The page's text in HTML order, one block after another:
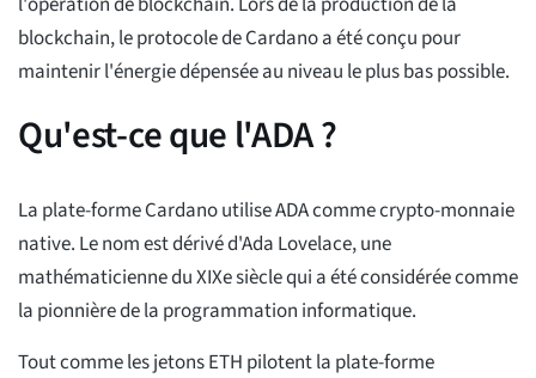
blockchain, le protocole de Cardano a été conçu pour
maintenir l'énergie dépensée au niveau le plus bas possible.
Qu'est-ce que l'ADA ?
La plate-forme Cardano utilise ADA comme crypto-monnaie
native. Le nom est dérivé d'Ada Lovelace, une
mathématicienne du XIXe siècle qui a été considérée comme
la pionnière de la programmation informatique.
Tout comme les jetons ETH pilotent la plate-forme